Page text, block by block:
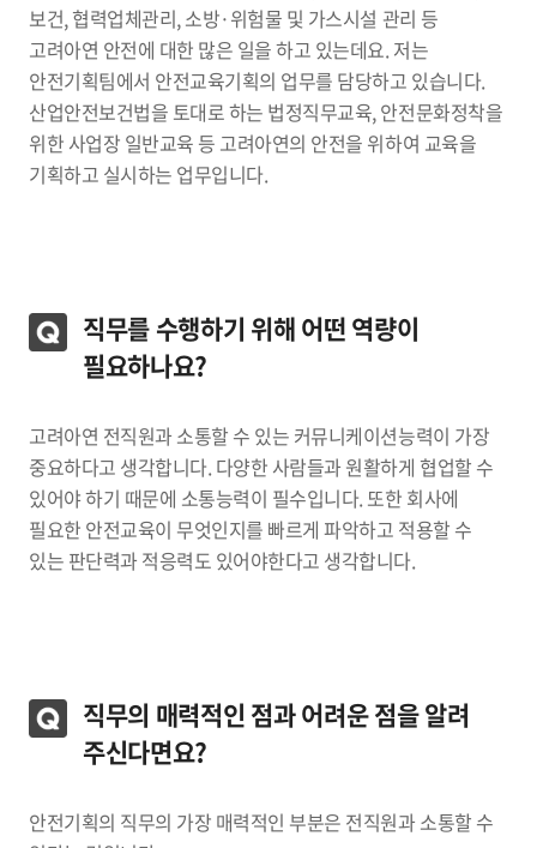
보건, 협력업체관리, 소방·위험물 및 가스시설 관리 등
고려아연 안전에 대한 많은 일을 하고 있는데요. 저는
안전기획팀에서 안전교육기획의 업무를 담당하고 있습니다.
산업안전보건법을 토대로 하는 법정직무교육, 안전문화정착을
위한 사업장 일반교육 등 고려아연의 안전을 위하여 교육을
기획하고 실시하는 업무입니다.
직무를 수행하기 위해 어떤 역량이
필요하나요?
고려아연 전직원과 소통할 수 있는 커뮤니케이션능력이 가장
중요하다고 생각합니다. 다양한 사람들과 원활하게 협업할 수
있어야 하기 때문에 소통능력이 필수입니다. 또한 회사에
필요한 안전교육이 무엇인지를 빠르게 파악하고 적용할 수
있는 판단력과 적응력도 있어야한다고 생각합니다.
직무의 매력적인 점과 어려운 점을 알려
주신다면요?
안전기획의 직무의 가장 매력적인 부분은 전직원과 소통할 수